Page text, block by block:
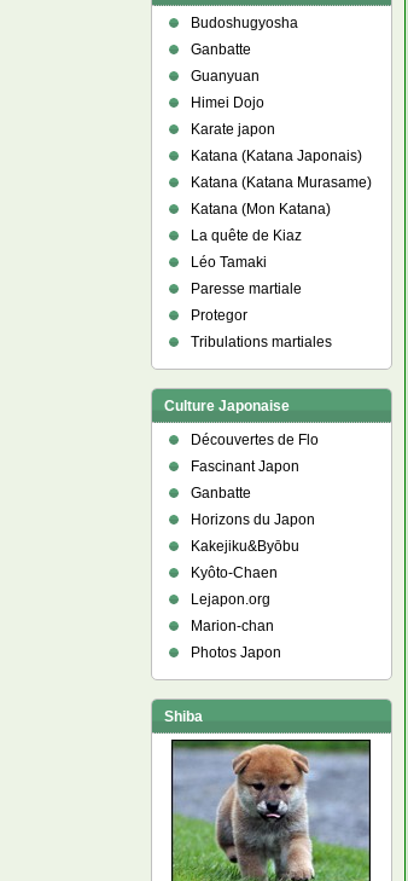
Budoshugyosha
Ganbatte
Guanyuan
Himei Dojo
Karate japon
Katana (Katana Japonais)
Katana (Katana Murasame)
Katana (Mon Katana)
La quête de Kiaz
Léo Tamaki
Paresse martiale
Protegor
Tribulations martiales
Culture Japonaise
Découvertes de Flo
Fascinant Japon
Ganbatte
Horizons du Japon
Kakejiku&Byōbu
Kyôto-Chaen
Lejapon.org
Marion-chan
Photos Japon
Shiba